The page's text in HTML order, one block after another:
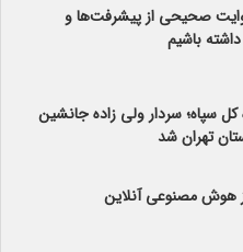
صحیحی از پیشرفت‌ها و
باشیم
کل سپاه؛ سردار ولی زاده جانشین
تهران شد
هوش مصنوعی آنلاین